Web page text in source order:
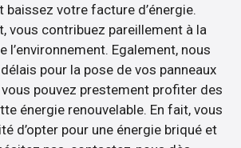
baissez votre facture d’énergie.
vous contribuez pareillement à la
l’environnement. Egalement, nous
pour la pose de vos panneaux
pouvez prestement profiter des
énergie renouvelable. En fait, vous
d’opter pour une énergie briqué et